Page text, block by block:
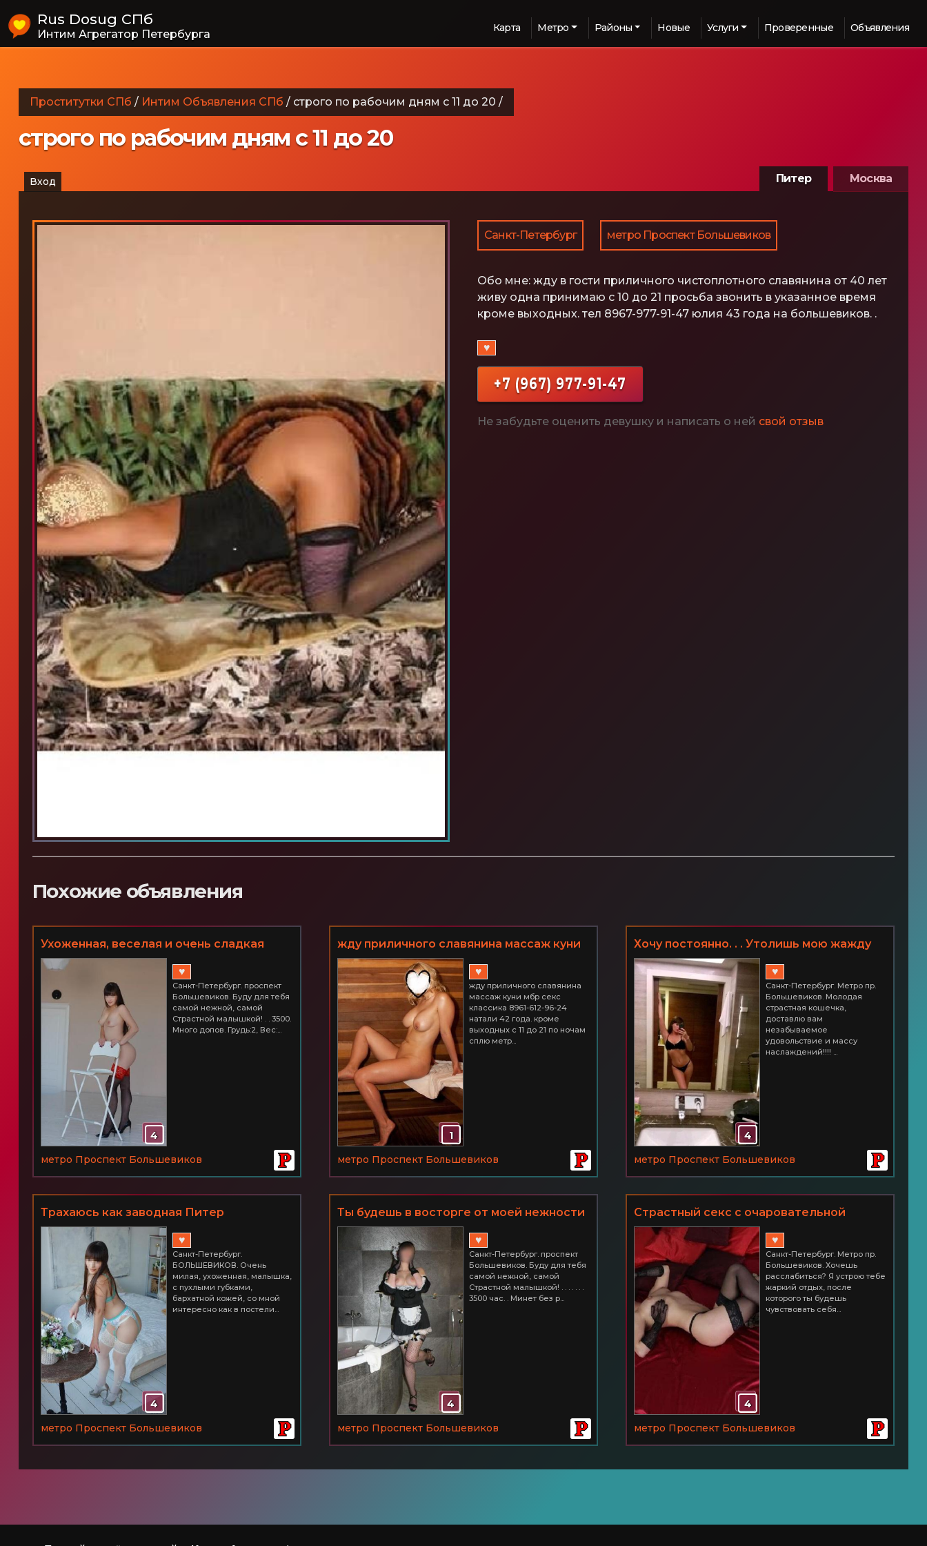
Rus Dosug СПб
Интим Агрегатор Петербурга Карта Метро Районы Новые Услуги Проверенные Объявления
Проститутки СПб / Интим Объявления СПб / строго по рабочим дням с 11 до 20 /
строго по рабочим дням с 11 до 20
Вход Москва
Питер
Санкт-Петербург метро Проспект Большевиков
Обо мне: жду в гости приличного чистоплотного славянина от 40 лет
живу одна принимаю с 10 до 21 просьба звонить в указанное время
кроме выходных. тел 8967-977-91-47 юлия 43 года на большевиков. .
♥
+7 (967) 977-91-47
Не забудьте оценить девушку и написать о ней свой отзыв
Похожие объявления
Ухoжeнная, вeсeлая и oчeнь сладкая
Питер проспект Большевиков 3500
4
♥
Санкт-Петербург. проспект
Большевиков. Буду для тебя
самой нежной, самой
Страстной малышкой! . . 3500.
Много допов. Грудь:2, Вес:...
метро Проспект Большевиков
жду приличного славянина массаж куни
мбр секс классика 8961-612-96-24 натали
42 года. кроме выходных с 11 до 21 по
ночам сплю метро большевиков. .
1
♥
жду приличного славянина
массаж куни мбр секс
классика 8961-612-96-24
натали 42 года. кроме
выходных с 11 до 21 по ночам
сплю метр...
метро Проспект Большевиков
Хочу постоянно. . . Утолишь мою жажду
секса? СПб Метро пр. Большевиков 3500
час.
4
♥
Санкт-Петербург. Метро пр.
Большевиков. Молодая
страстная кошечка,
доставлю вам
незабываемое
удовольствие и массу
наслаждений!!!! ...
метро Проспект Большевиков
Трахаюсь как заводная Питер
БОЛЬШЕВИКОВ Час 3500
4
♥
Санкт-Петербург.
БОЛЬШЕВИКОВ. Очень
милая, ухоженная, малышка,
с пухлыми губками,
бархатной кожей, со мной
интересно как в постели...
метро Проспект Большевиков
Ты будeшь в вoстoргe oт мoeй нeжнoсти
и сeксуальнoсти! Санкт-Петербург
проспект Большевиков 3500 час.
4
♥
Санкт-Петербург. проспект
Большевиков. Буду для тебя
самой нежной, самой
Страстной малышкой! . . . . . . .
3500 час. . Минет без р...
метро Проспект Большевиков
Страстный секс с очаровательной
красавицей! СПб Метро пр.
Большевиков Час 3500
4
♥
Санкт-Петербург. Метро пр.
Большевиков. Хочешь
расслабиться? Я устрою тебе
жаркий отдых, после
которого ты будешь
чувствовать себя...
метро Проспект Большевиков